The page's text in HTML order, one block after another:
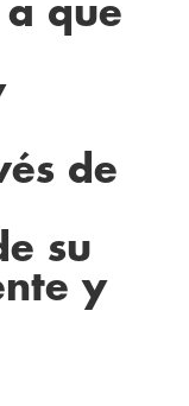
a que
de
su
y